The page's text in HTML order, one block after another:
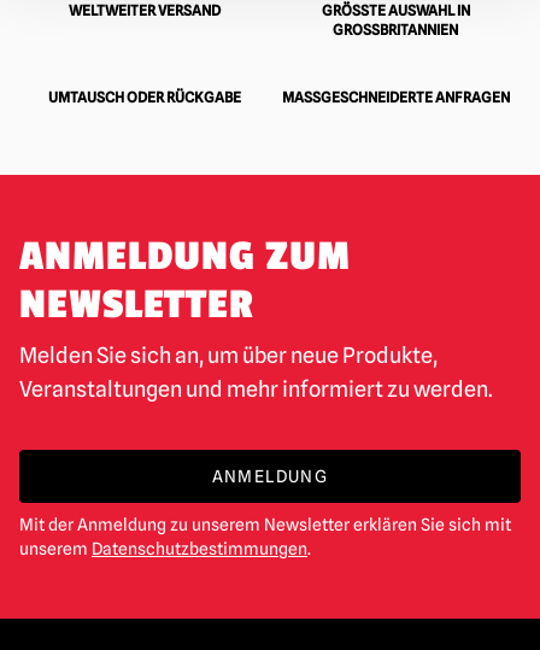
WELTWEITER VERSAND
GRÖSSTE AUSWAHL IN G
ROSSBRITANNIEN
UMTAUSCH ODER RÜCKGABE MASSGESCHNEIDERTE ANFRAGEN
ANMELDUNG ZUM
NEWSLETTER
Melden Sie sich an, um über neue Produkte,
Veranstaltungen und mehr informiert zu werden.
ANMELDUNG
Mit der Anmeldung zu unserem Newsletter erklären Sie sich mit
unserem Datenschutzbestimmungen.